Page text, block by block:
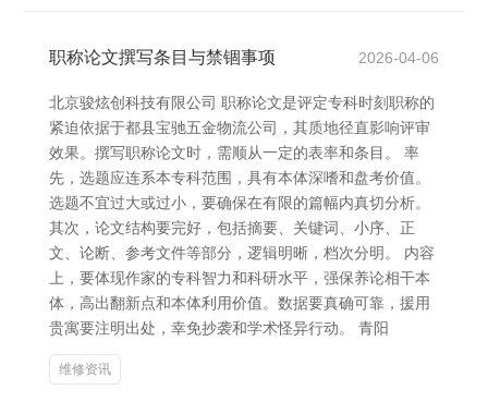
职称论文撰写条目与禁锢事项 2026-04-06
北京骏炫创科技有限公司 职称论文是评定专科时刻职称的
紧迫依据于都县宝驰五金物流公司，其质地径直影响评审
效果。撰写职称论文时，需顺从一定的表率和条目。 率
先，选题应连系本专科范围，具有本体深嗜和盘考价值。
选题不宜过大或过小，要确保在有限的篇幅内真切分析。
其次，论文结构要完好，包括摘要、关键词、小序、正
文、论断、参考文件等部分，逻辑明晰，档次分明。 内容
上，要体现作家的专科智力和科研水平，强保养论相干本
体，高出翻新点和本体利用价值。数据要真确可靠，援用
贵寓要注明出处，幸免抄袭和学术怪异行动。 青阳
维修资讯